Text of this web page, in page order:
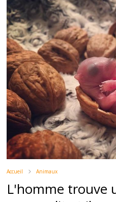
Accueil Animaux
L'homme trouve